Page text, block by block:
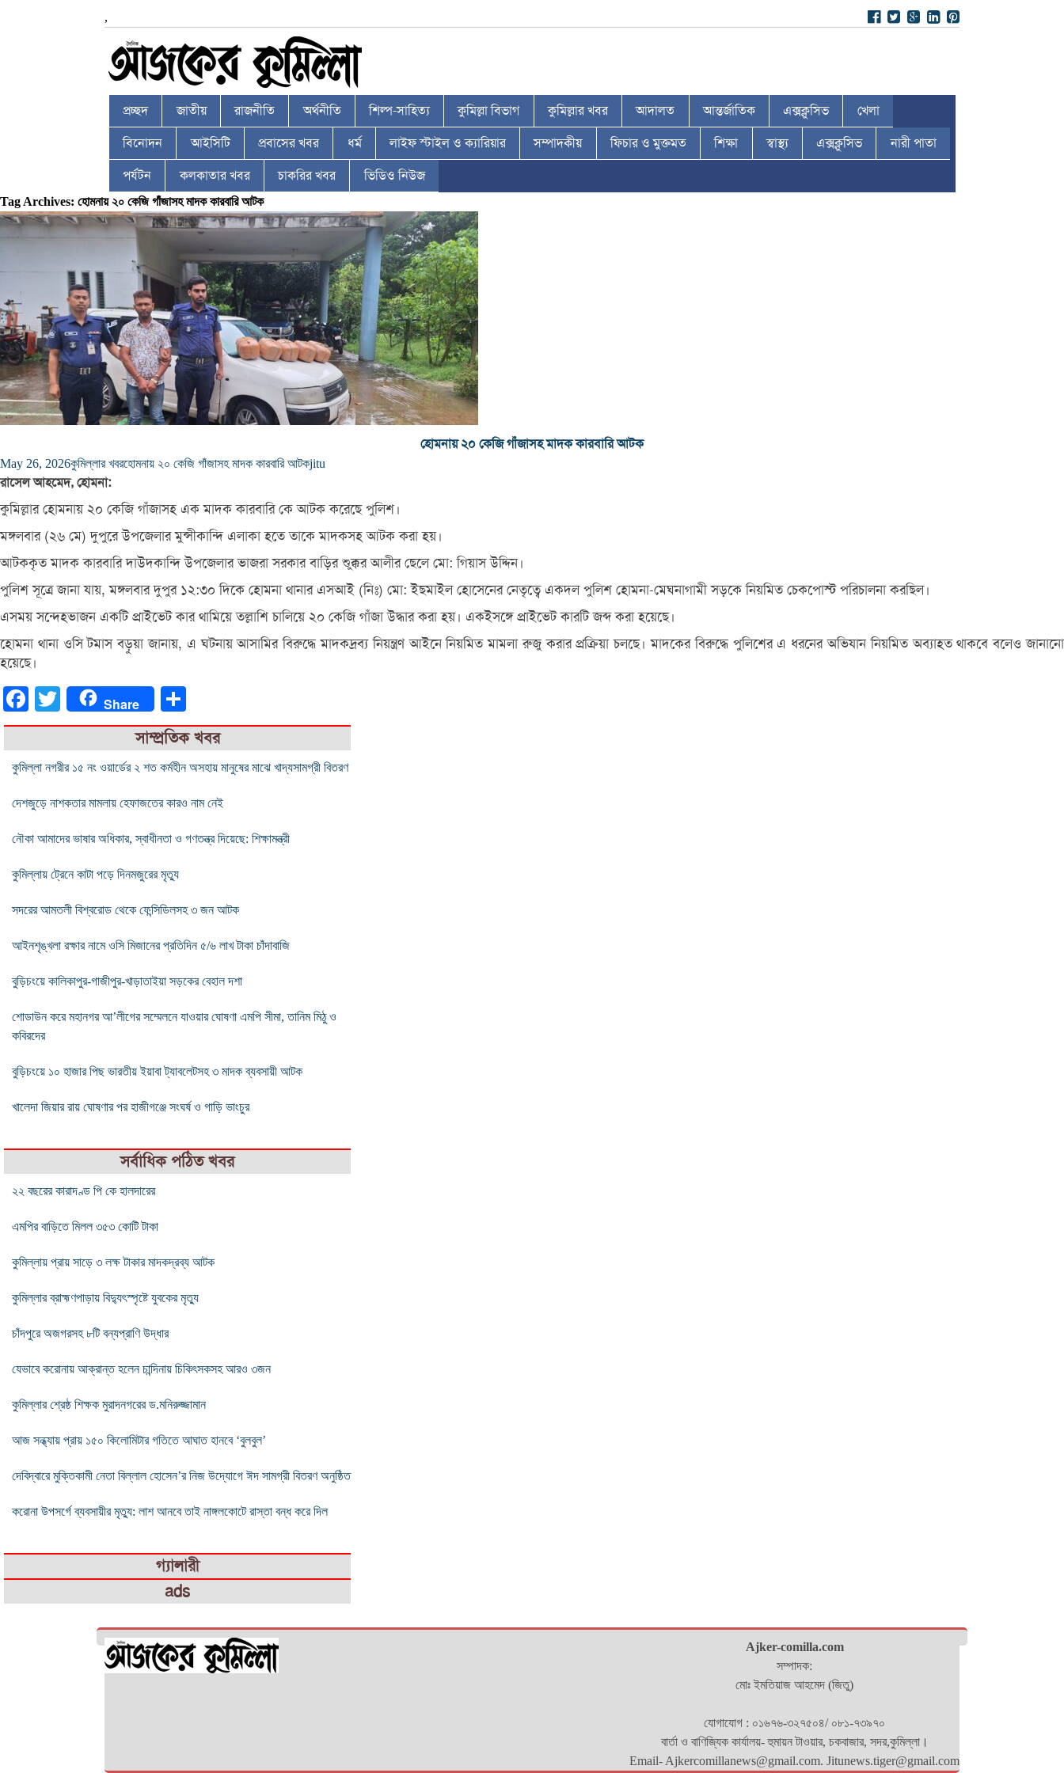
,
প্রচ্ছদ জাতীয় রাজনীতি অর্থনীতি শিল্প-সাহিত্য কুমিল্লা বিভাগ কুমিল্লার খবর আদালত আন্তর্জাতিক এক্সক্লুসিভ খেলা
বিনোদন আইসিটি প্রবাসের খবর ধর্ম লাইফ স্টাইল ও ক্যারিয়ার সম্পাদকীয় ফিচার ও মুক্তমত শিক্ষা স্বাস্থ্য এক্সক্লুসিভ নারী পাতা
পর্যটন কলকাতার খবর চাকরির খবর ভিডিও নিউজ
Tag Archives: হোমনায় ২০ কেজি গাঁজাসহ মাদক কারবারি আটক
হোমনায় ২০ কেজি গাঁজাসহ মাদক কারবারি আটক
May 26, 2026কুমিল্লার খবরহোমনায় ২০ কেজি গাঁজাসহ মাদক কারবারি আটকjitu
রাসেল আহমেদ, হোমনা:
​কুমিল্লার হোমনায় ২০ কেজি গাঁজাসহ এক মাদক কারবারি কে আটক করেছে পুলিশ।
মঙ্গলবার (২৬ মে) দুপুরে উপজেলার মুন্সীকান্দি এলাকা হতে তাকে মাদকসহ আটক করা হয়।
​আটককৃত মাদক কারবারি দাউদকান্দি উপজেলার ভাজরা সরকার বাড়ির শুক্কুর আলীর ছেলে মো: গিয়াস উদ্দিন।
​পুলিশ সূত্রে জানা যায়, মঙ্গলবার দুপুর ১২:৩০ দিকে হোমনা থানার এসআই (নিঃ) মো: ইছমাইল হোসেনের নেতৃত্বে একদল পুলিশ হোমনা-মেঘনাগামী সড়কে নিয়মিত চেকপোস্ট পরিচালনা করছিল।
এসময় সন্দেহভাজন একটি প্রাইভেট কার থামিয়ে তল্লাশি চালিয়ে ২০ কেজি গাঁজা উদ্ধার করা হয়। একইসঙ্গে প্রাইভেট কারটি জব্দ করা হয়েছে।
​হোমনা থানা ওসি টমাস বড়ুয়া জানায়, এ ঘটনায় আসামির বিরুদ্ধে মাদকদ্রব্য নিয়ন্ত্রণ আইনে নিয়মিত মামলা রুজু করার প্রক্রিয়া চলছে। মাদকের বিরুদ্ধে পুলিশের এ ধরনের অভিযান নিয়মিত অব্যাহত থাকবে বলেও জানানো
হয়েছে।
FacebookTwitter Share
সাম্প্রতিক খবর
কুমিল্লা নগরীর ১৫ নং ওয়ার্ডের ২ শত কর্মহীন অসহায় মানুষের মাঝে খাদ্যসামগ্রী বিতরণ
দেশজুড়ে নাশকতার মামলায় হেফাজতের কারও নাম নেই
নৌকা আমাদের ভাষার অধিকার, স্বাধীনতা ও গণতন্ত্র দিয়েছে: শিক্ষামন্ত্রী
কুমিল্লায় ট্রেনে কাটা পড়ে দিনমজুরের মৃত্যু
সদরের আমতলী বিশ্বরোড থেকে ফেন্সিডিলসহ ৩ জন আটক
আইনশৃঙ্খলা রক্ষার নামে ওসি মিজানের প্রতিদিন ৫/৬ লাখ টাকা চাঁদাবাজি
বুড়িচংয়ে কালিকাপুর-গাজীপুর-খাড়াতাইয়া সড়কের বেহাল দশা
শোডাউন করে মহানগর আ’লীগের সম্মেলনে যাওয়ার ঘোষণা এমপি সীমা, তানিম মিঠু ও
কবিরদের
বুড়িচংয়ে ১০ হাজার পিছ ভারতীয় ইয়াবা ট্যাবলেটসহ ৩ মাদক ব্যবসায়ী আটক
খালেদা জিয়ার রায় ঘোষণার পর হাজীগঞ্জে সংঘর্ষ ও গাড়ি ভাংচুর
সর্বাধিক পঠিত খবর
২২ বছরের কারাদণ্ড পি কে হালদারের
এমপির বাড়িতে মিলল ৩৫৩ কোটি টাকা
কুমিল্লায় প্রায় সাড়ে ৩ লক্ষ টাকার মাদকদ্রব্য আটক
কুমিল্লার ব্রাহ্মণপাড়ায় বিদ্যুৎস্পৃষ্টে যুবকের মৃত্যু
চাঁদপুরে অজগরসহ ৮টি বন্যপ্রাণি উদ্ধার
যেভাবে করোনায় আক্রান্ত হলেন চান্দিনায় চিকিৎসকসহ আরও ৩জন
কুমিল্লার শ্রেষ্ঠ শিক্ষক মুরাদনগরের ড.মনিরুজ্জামান
আজ সন্ধ্যায় প্রায় ১৫০ কিলোমিটার গতিতে আঘাত হানবে ‘বুলবুল’
দেবিদ্বারে মুক্তিকামী নেতা বিল্লাল হোসেন’র নিজ উদ্যোগে ঈদ সামগ্রী বিতরণ অনুষ্ঠিত
করোনা উপসর্গে ব্যবসায়ীর মৃত্যু: লাশ আনবে তাই নাঙ্গলকোটে রাস্তা বন্ধ করে দিল
গ্যালারী
ads
Ajker-comilla.com
সম্পাদক:
মোঃ ইমতিয়াজ আহমেদ (জিতু)
যোগাযোগ : ০১৬৭৬-৩২৭৫০৪/ ০৮১-৭৩৯৭০
বার্তা ও বাণিজ্যিক কার্যালয়- হুমায়ন টাওয়ার, চকবাজার, সদর,কুমিল্লা।
Email- Ajkercomillanews@gmail.com. Jitunews.tiger@gmail.com